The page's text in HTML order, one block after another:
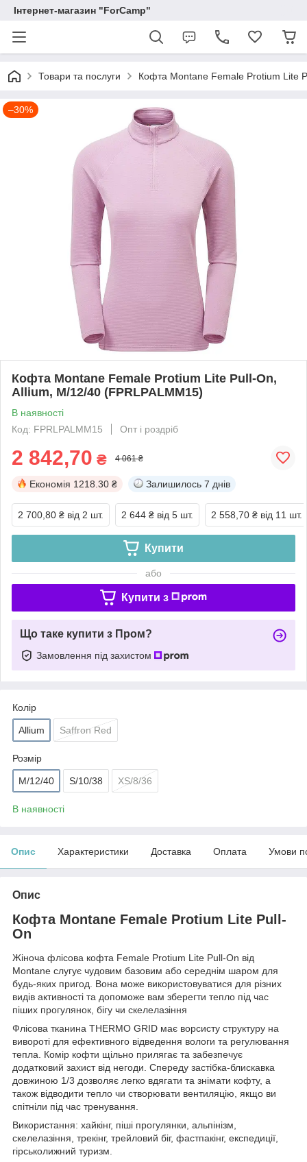
Інтернет-магазин "ForCamp"
Товари та послуги Кофта Montane Female Protium Lite
–30%
Кофта Montane Female Protium Lite Pull-On,
Allium, M/12/40 (FPRLPALMM15)
В наявності
Код: FPRLPALMM15
Опт і роздріб
2 842,70 ₴ 4 061 ₴
Економія 1218.30 ₴ Залишилось 7 днів
2 700,80 ₴ від 2 шт. 2 644 ₴ від 5 шт. 2 558,70 ₴ від 11 шт.
Купити
або
Купити з
Що таке купити з Пром?
Замовлення під захистом
Колір
Allium Saffron Red
Розмір
M/12/40 S/10/38 XS/8/36
В наявності
Опис Характеристики Доставка Оплата Умови
Опис
Кофта Montane Female Protium Lite Pull-
On
Жіноча флісова кофта Female Protium Lite Pull-On від
Montane слугує чудовим базовим або середнім шаром для
будь-яких пригод. Вона може використовуватися для різних
видів активності та допоможе вам зберегти тепло під час
піших прогулянок, бігу чи скелелазіння
Флісова тканина THERMO GRID має ворсисту структуру на
вивороті для ефективного відведення вологи та регулювання
тепла. Комір кофти щільно прилягає та забезпечує
додатковий захист від негоди. Спереду застібка-блискавка
довжиною 1/3 дозволяє легко вдягати та знімати кофту, а
також відводити тепло чи створювати вентиляцію, якщо ви
спітніли під час тренування.
Використання: хайкінг, піші прогулянки, альпінізм,
скелелазіння, трекінг, трейловий біг, фастпакінг, експедиції,
гірськолижний туризм.